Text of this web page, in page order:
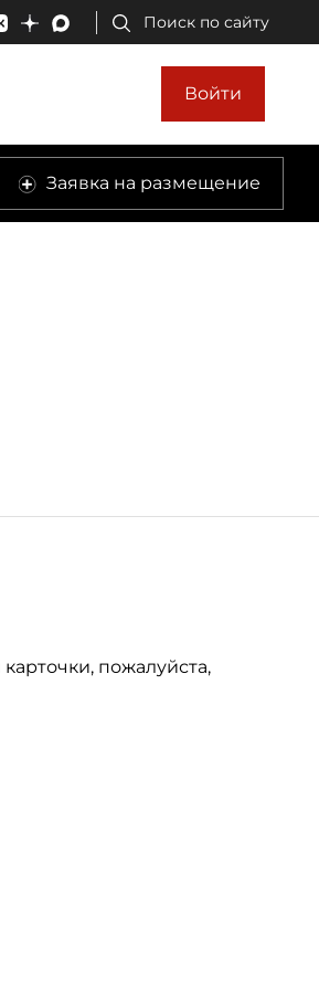
Поиск по сайту
Войти
Заявка на размещение
пожалуйста,